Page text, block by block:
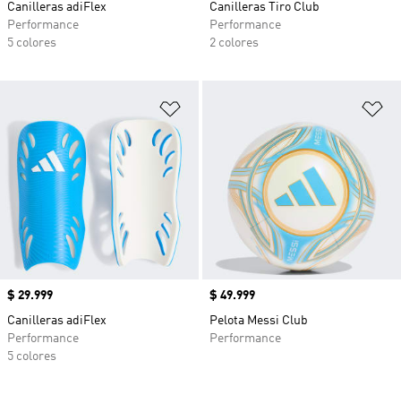
Canilleras adiFlex
Performance
5 colores
Canilleras Tiro Club
Performance
2 colores
Precio
$ 29.999
Canilleras adiFlex
Performance
5 colores
Precio
$ 49.999
Pelota Messi Club
Performance